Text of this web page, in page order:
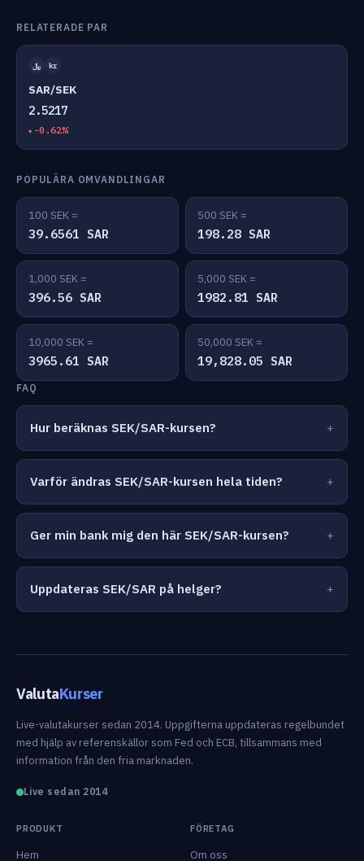
RELATERADE PAR
﷼ kr
SAR/SEK
2.5217
-0.62%
POPULÄRA OMVANDLINGAR
100 SEK =
39.6561 SAR
500 SEK =
198.28 SAR
1,000 SEK =
396.56 SAR
5,000 SEK =
1982.81 SAR
10,000 SEK =
3965.61 SAR
50,000 SEK =
19,828.05 SAR
FAQ
Hur beräknas SEK/SAR-kursen?
Varför ändras SEK/SAR-kursen hela tiden?
Ger min bank mig den här SEK/SAR-kursen?
Uppdateras SEK/SAR på helger?
ValutaKurser
Live-valutakurser sedan 2014. Uppgifterna uppdateras regelbundet
med hjälp av referenskällor som Fed och ECB, tillsammans med
information från den fria marknaden.
Live sedan 2014
PRODUKT
Hem
FÖRETAG
Om oss